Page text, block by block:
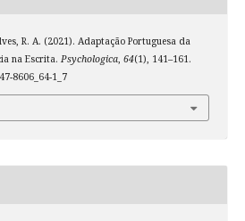
R. A. (2021). Adaptação Portuguesa da
na Escrita. Psychologica, 64(1), 141–161.
8606_64-1_7